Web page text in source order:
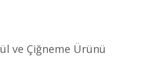
ve Çiğneme Ürünü